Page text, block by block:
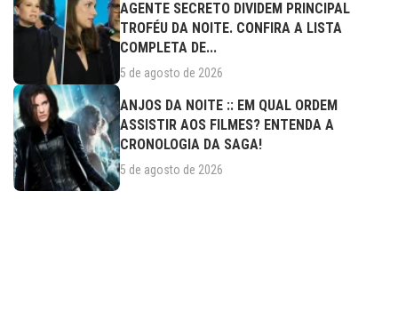
AGENTE SECRETO DIVIDEM PRINCIPAL
TROFÉU DA NOITE. CONFIRA A LISTA
COMPLETA DE...
5 de agosto de 2026
ANJOS DA NOITE :: EM QUAL ORDEM
ASSISTIR AOS FILMES? ENTENDA A
CRONOLOGIA DA SAGA!
5 de agosto de 2026